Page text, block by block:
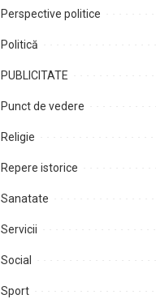
Perspective politice
Politică
PUBLICITATE
Punct de vedere
Religie
Repere istorice
Sanatate
Servicii
Social
Sport